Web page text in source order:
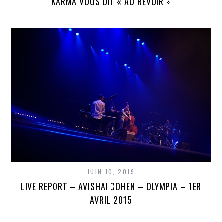
JUIN 10, 2019
LIVE REPORT – AVISHAI COHEN – OLYMPIA – 1ER
AVRIL 2015